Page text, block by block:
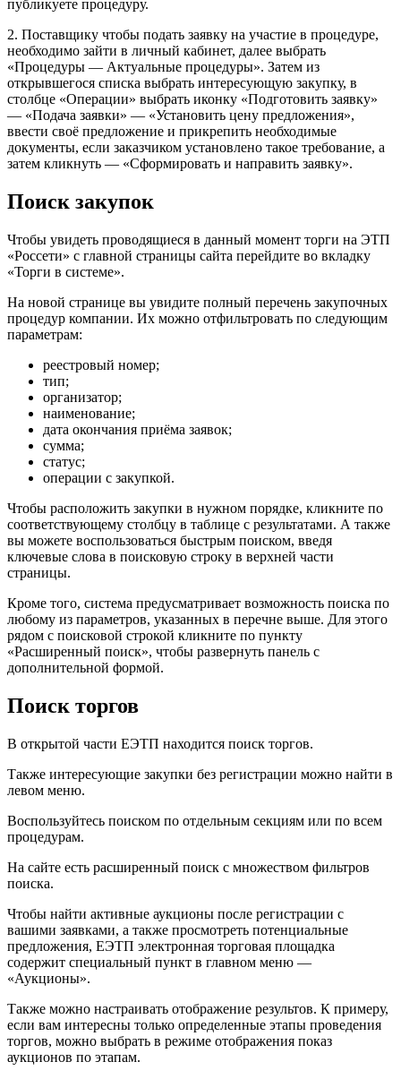
публикуете процедуру.
2. Поставщику чтобы подать заявку на участие в процедуре,
необходимо зайти в личный кабинет, далее выбрать
«Процедуры — Актуальные процедуры». Затем из
открывшегося списка выбрать интересующую закупку, в
столбце «Операции» выбрать иконку «Подготовить заявку»
— «Подача заявки» — «Установить цену предложения»,
ввести своё предложение и прикрепить необходимые
документы, если заказчиком установлено такое требование, а
затем кликнуть — «Сформировать и направить заявку».
Поиск закупок
Чтобы увидеть проводящиеся в данный момент торги на ЭТП
«Россети» с главной страницы сайта перейдите во вкладку
«Торги в системе».
На новой странице вы увидите полный перечень закупочных
процедур компании. Их можно отфильтровать по следующим
параметрам:
реестровый номер;
тип;
организатор;
наименование;
дата окончания приёма заявок;
сумма;
статус;
операции с закупкой.
Чтобы расположить закупки в нужном порядке, кликните по
соответствующему столбцу в таблице с результатами. А также
вы можете воспользоваться быстрым поиском, введя
ключевые слова в поисковую строку в верхней части
страницы.
Кроме того, система предусматривает возможность поиска по
любому из параметров, указанных в перечне выше. Для этого
рядом с поисковой строкой кликните по пункту
«Расширенный поиск», чтобы развернуть панель с
дополнительной формой.
Поиск торгов
В открытой части ЕЭТП находится поиск торгов.
Также интересующие закупки без регистрации можно найти в
левом меню.
Воспользуйтесь поиском по отдельным секциям или по всем
процедурам.
На сайте есть расширенный поиск с множеством фильтров
поиска.
Чтобы найти активные аукционы после регистрации с
вашими заявками, а также просмотреть потенциальные
предложения, ЕЭТП электронная торговая площадка
содержит специальный пункт в главном меню —
«Аукционы».
Также можно настраивать отображение результов. К примеру,
если вам интересны только определенные этапы проведения
торгов, можно выбрать в режиме отображения показ
аукционов по этапам.